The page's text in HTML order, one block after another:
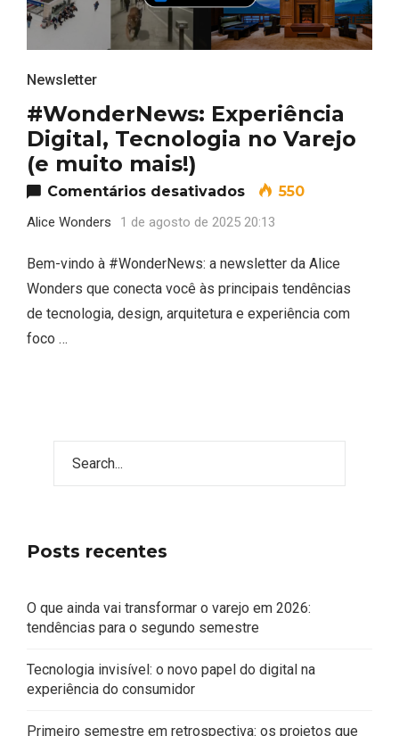
Newsletter
#WonderNews: Experiência
Digital, Tecnologia no Varejo
(e muito mais!)
Comentários desativadosem #WonderNews:
550
Alice Wonders 1 de agosto de 2025 20:13
Bem-vindo à #WonderNews: a newsletter da Alice
Wonders que conecta você às principais tendências
de tecnologia, design, arquitetura e experiência com
foco …
Posts recentes
O que ainda vai transformar o varejo em 2026:
tendências para o segundo semestre
Tecnologia invisível: o novo papel do digital na
experiência do consumidor
Primeiro semestre em retrospectiva: os projetos que